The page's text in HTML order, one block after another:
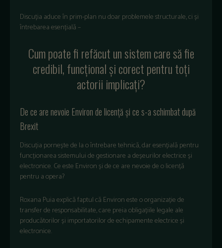
Discuția aduce în prim-plan nu doar problemele structurale, ci și
întrebarea esențială –
Cum poate fi refăcut un sistem care să fie
credibil, funcțional și corect pentru toți
actorii implicați?
De ce are nevoie Environ de licență și ce s-a schimbat după
Brexit
Discuția pornește de la o întrebare tehnică, dar esențială pentru
funcționarea sistemului de gestionare a deșeurilor electrice și
electronice. Ce este Environ și de ce are nevoie de o licență
pentru a opera?
Roxana Puia explică faptul că Environ este o organizație de
transfer de responsabilitate, care preia obligațiile legale ale
producătorilor și importatorilor de echipamente electrice și
electronice.